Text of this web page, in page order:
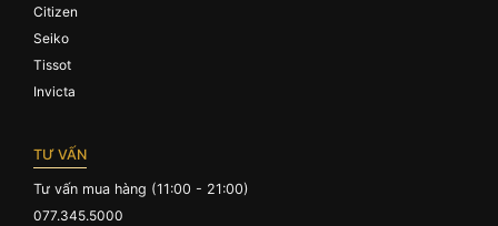
Citizen
Seiko
Tissot
Invicta
TƯ VẤN
Tư vấn mua hàng (11:00 - 21:00)
077.345.5000